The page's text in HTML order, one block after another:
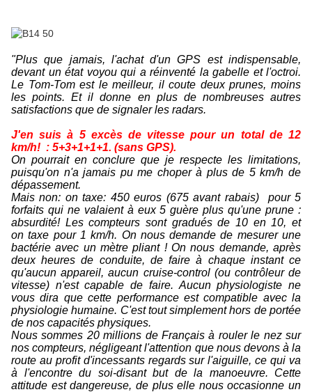
"Plus que jamais, l'achat d'un GPS est indispensable,
devant un état voyou qui a réinventé la gabelle et l'octroi.
Le Tom-Tom est le meilleur, il coute deux prunes, moins
les points. Et il donne en plus de nombreuses autres
satisfactions que de signaler les radars.
J'en suis à 5 excès de vitesse pour un total de 12
km/h! : 5+3+1+1+1. (sans GPS).
On pourrait en conclure que je respecte les limitations,
puisqu'on n'a jamais pu me choper à plus de 5 km/h de
dépassement.
Mais non: on taxe: 450 euros (675 avant rabais) pour 5
forfaits qui ne valaient à eux 5 guère plus qu'une prune :
absurdité! Les compteurs sont gradués de 10 en 10, et
on taxe pour 1 km/h. On nous demande de mesurer une
bactérie avec un mètre pliant ! On nous demande, après
deux heures de conduite, de faire à chaque instant ce
qu'aucun appareil, aucun cruise-control (ou contrôleur de
vitesse) n'est capable de faire. Aucun physiologiste ne
vous dira que cette performance est compatible avec la
physiologie humaine. C'est tout simplement hors de portée
de nos capacités physiques.
Nous sommes 20 millions de Français à rouler le nez sur
nos compteurs, négligeant l'attention que nous devons à la
route au profit d'incessants regards sur l'aiguille, ce qui va
à l'encontre du soi-disant but de la manoeuvre. Cette
attitude est dangereuse, de plus elle nous occasionne un